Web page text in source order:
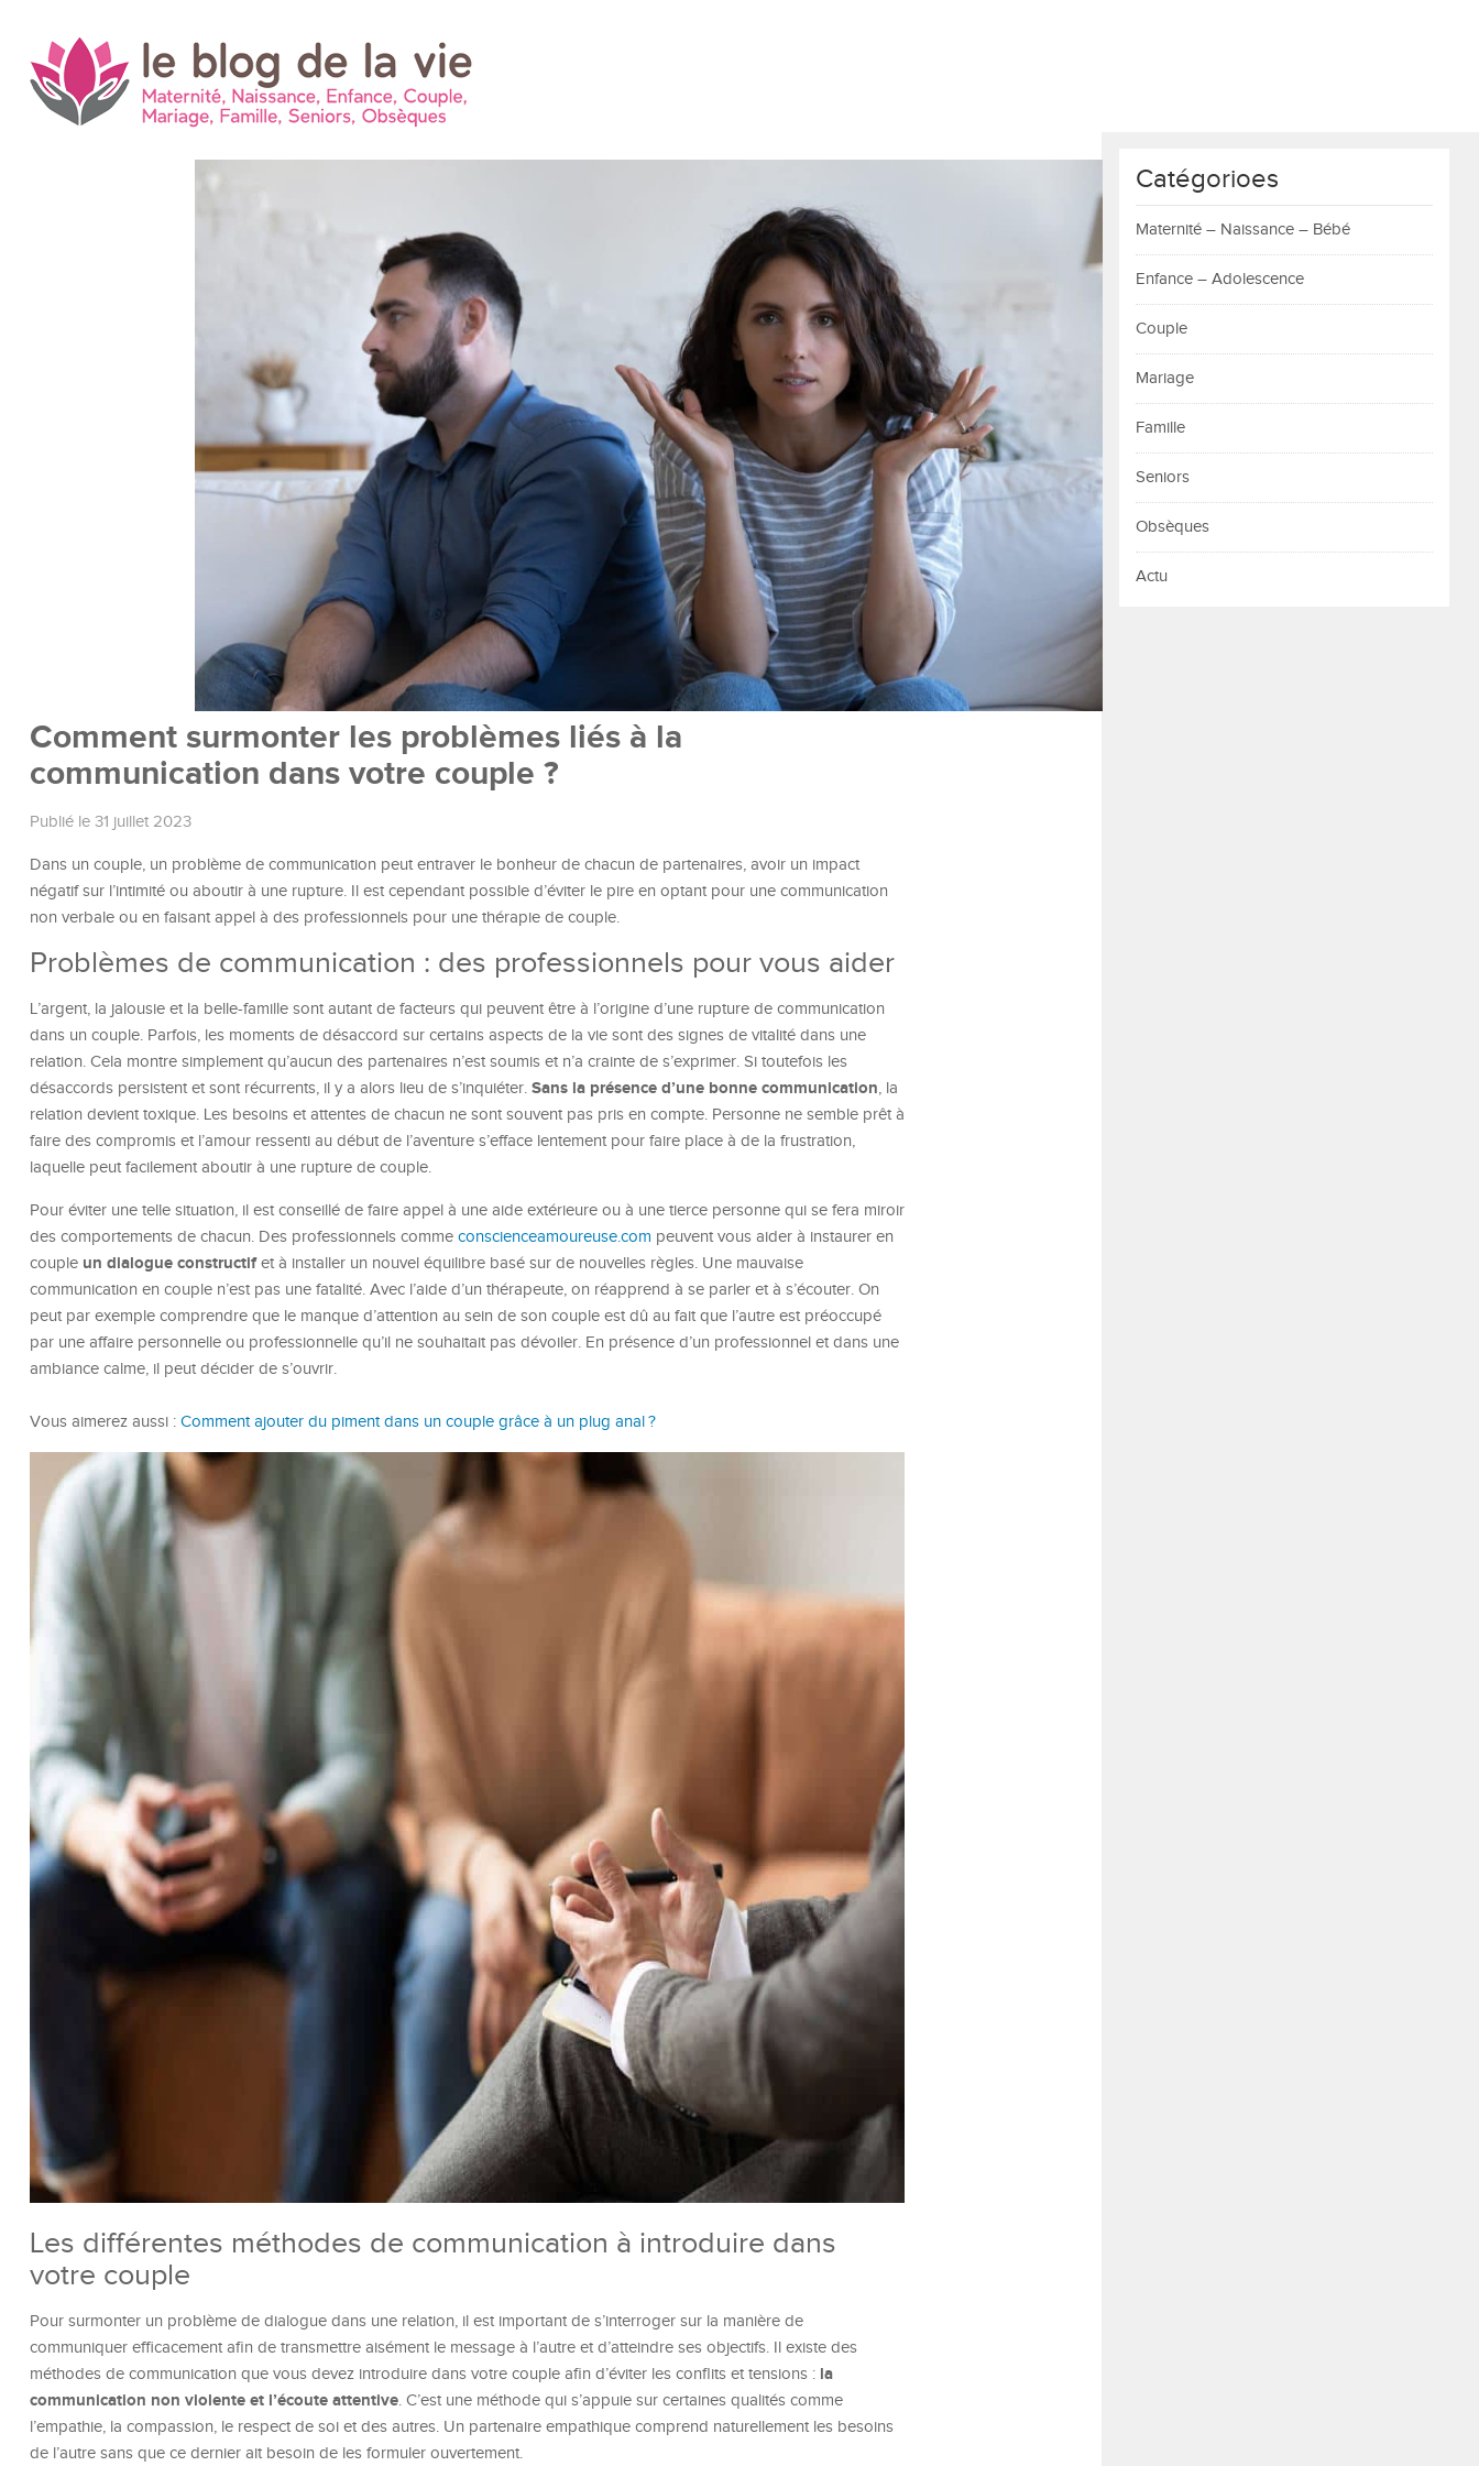
Comment surmonter les problèmes liés à la
communication dans votre couple ?
Publié le 31 juillet 2023
Dans un couple, un problème de communication peut entraver le bonheur de chacun de partenaires, avoir un impact
négatif sur l’intimité ou aboutir à une rupture. Il est cependant possible d’éviter le pire en optant pour une communication
non verbale ou en faisant appel à des professionnels pour une thérapie de couple.
Problèmes de communication : des professionnels pour vous aider
L’argent, la jalousie et la belle-famille sont autant de facteurs qui peuvent être à l’origine d’une rupture de communication
dans un couple. Parfois, les moments de désaccord sur certains aspects de la vie sont des signes de vitalité dans une
relation. Cela montre simplement qu’aucun des partenaires n’est soumis et n’a crainte de s’exprimer. Si toutefois les
désaccords persistent et sont récurrents, il y a alors lieu de s’inquiéter. Sans la présence d’une bonne communication, la
relation devient toxique. Les besoins et attentes de chacun ne sont souvent pas pris en compte. Personne ne semble prêt à
faire des compromis et l’amour ressenti au début de l’aventure s’efface lentement pour faire place à de la frustration,
laquelle peut facilement aboutir à une rupture de couple.
Pour éviter une telle situation, il est conseillé de faire appel à une aide extérieure ou à une tierce personne qui se fera miroir
des comportements de chacun. Des professionnels comme conscienceamoureuse.com peuvent vous aider à instaurer en
couple un dialogue constructifet à installer un nouvel équilibre basé sur de nouvelles règles. Une mauvaise
communication en couple n’est pas une fatalité. Avec l’aide d’un thérapeute, on réapprend à se parler et à s’écouter. On
peut par exemple comprendre que le manque d’attention au sein de son couple est dû au fait que l’autre est préoccupé
par une affaire personnelle ou professionnelle qu’il ne souhaitait pas dévoiler. En présence d’un professionnel et dans une
ambiance calme, il peut décider de s’ouvrir.
Vous aimerez aussi : Comment ajouter du piment dans un couple grâce à un plug anal ?
Les différentes méthodes de communication à introduire dans
votre couple
Pour surmonter un problème de dialogue dans une relation, il est important de s’interroger sur la manière de
communiquer efficacement afin de transmettre aisément le message à l’autre et d’atteindre ses objectifs. Il existe des
méthodes de communication que vous devez introduire dans votre couple afin d’éviter les conflits et tensions : la
communication non violente et l’écoute attentive. C’est une méthode qui s’appuie sur certaines qualités comme
l’empathie, la compassion, le respect de soi et des autres. Un partenaire empathique comprend naturellement les besoins
de l’autre sans que ce dernier ait besoin de les formuler ouvertement.
Catégorioes
Maternité – Naissance – Bébé
Enfance – Adolescence
Couple
Mariage
Famille
Seniors
Obsèques
Actu